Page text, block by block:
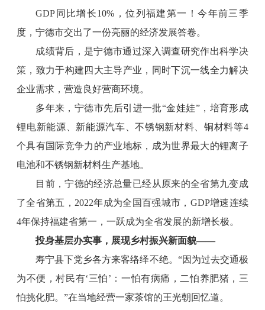
GDP同比增长10%，位列福建第一！今年前三季
度，宁德市交出了一份亮丽的经济发展答卷。
成绩背后，是宁德市通过深入调查研究作出科学决
策，致力于构建四大主导产业，同时下沉一线全力解决
企业需求，营造良好营商环境。
多年来，宁德市先后引进一批“金娃娃”，培育形成
锂电新能源、新能源汽车、不锈钢新材料、铜材料等4
个具有国际竞争力的产业地标，成为世界最大的锂离子
电池和不锈钢新材料生产基地。
目前，宁德的经济总量已经从原来的全省第九变成
了全省第五，2022年成为全国百强城市，GDP增速连续
4年保持福建省第一，一跃成为全省发展的新增长极。
投身基层办实事，展现乡村振兴新面貌——
寿宁县下党乡各方来客络绎不绝。“因为过去交通极
为不便，村民有‘三怕’：一怕有病痛，二怕养肥猪，三
怕挑化肥。”在当地经营一家茶馆的王光朝回忆道。